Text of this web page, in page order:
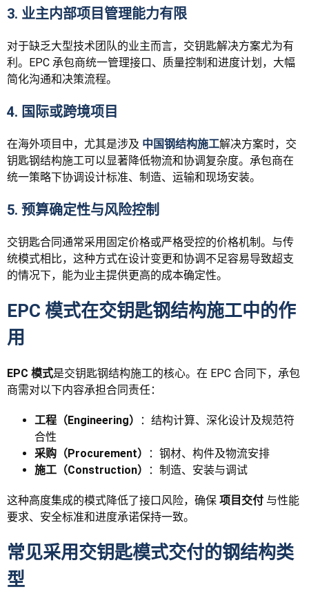
3. 业主内部项目管理能力有限
对于缺乏大型技术团队的业主而言，交钥匙解决方案尤为有
利。EPC 承包商统一管理接口、质量控制和进度计划，大幅
简化沟通和决策流程。
4. 国际或跨境项目
在海外项目中，尤其是涉及 中国钢结构施工解决方案时，交
钥匙钢结构施工可以显著降低物流和协调复杂度。承包商在
统一策略下协调设计标准、制造、运输和现场安装。
5. 预算确定性与风险控制
交钥匙合同通常采用固定价格或严格受控的价格机制。与传
统模式相比，这种方式在设计变更和协调不足容易导致超支
的情况下，能为业主提供更高的成本确定性。
EPC 模式在交钥匙钢结构施工中的作
用
EPC 模式是交钥匙钢结构施工的核心。在 EPC 合同下，承包
商需对以下内容承担合同责任：
工程（Engineering）
：结构计算、深化设计及规范符
合性
采购（Procurement）
：钢材、构件及物流安排
施工（Construction）
：制造、安装与调试
这种高度集成的模式降低了接口风险，确保 项目交付 与性能
要求、安全标准和进度承诺保持一致。
常见采用交钥匙模式交付的钢结构类
型